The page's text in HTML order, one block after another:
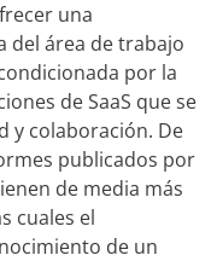
una
del área de trabajo
por la
de SaaS que se
y colaboración. De
publicados por
de media más
cuales el
de un